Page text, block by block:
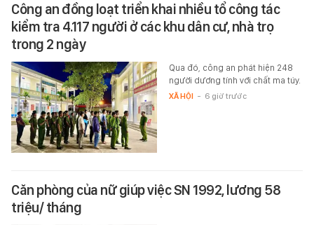
Công an đồng loạt triển khai nhiều tổ công tác
kiểm tra 4.117 người ở các khu dân cư, nhà trọ
trong 2 ngày
Qua đó, công an phát hiện 248
người dương tính với chất ma túy.
XÃ HỘI - 6 giờ trước
Căn phòng của nữ giúp việc SN 1992, lương 58
triệu/ tháng